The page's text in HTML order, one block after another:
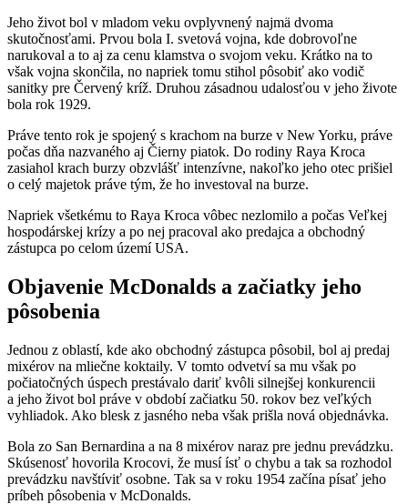
Jeho život bol v mladom veku ovplyvnený najmä dvoma
skutočnosťami. Prvou bola I. svetová vojna, kde dobrovoľne
narukoval a to aj za cenu klamstva o svojom veku. Krátko na to
však vojna skončila, no napriek tomu stihol pôsobiť ako vodič
sanitky pre Červený kríž. Druhou zásadnou udalosťou v jeho živote
bola rok 1929.
Práve tento rok je spojený s krachom na burze v New Yorku, práve
počas dňa nazvaného aj Čierny piatok. Do rodiny Raya Kroca
zasiahol krach burzy obzvlášť intenzívne, nakoľko jeho otec prišiel
o celý majetok práve tým, že ho investoval na burze.
Napriek všetkému to Raya Kroca vôbec nezlomilo a počas Veľkej
hospodárskej krízy a po nej pracoval ako predajca a obchodný
zástupca po celom území USA.
Objavenie McDonalds a začiatky jeho
pôsobenia
Jednou z oblastí, kde ako obchodný zástupca pôsobil, bol aj predaj
mixérov na mliečne koktaily. V tomto odvetví sa mu však po
počiatočných úspech prestávalo dariť kvôli silnejšej konkurencii
a jeho život bol práve v období začiatku 50. rokov bez veľkých
vyhliadok. Ako blesk z jasného neba však prišla nová objednávka.
Bola zo San Bernardina a na 8 mixérov naraz pre jednu prevádzku.
Skúsenosť hovorila Krocovi, že musí ísť o chybu a tak sa rozhodol
prevádzku navštíviť osobne. Tak sa v roku 1954 začína písať jeho
príbeh pôsobenia v McDonalds.